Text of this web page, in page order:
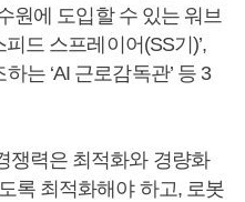
원에 도입할 수 있는 워브
드 스프레이어(SS기)’,
는 ‘AI 근로감독관’ 등 3
쟁력은 최적화와 경량화
록 최적화해야 하고, 로봇